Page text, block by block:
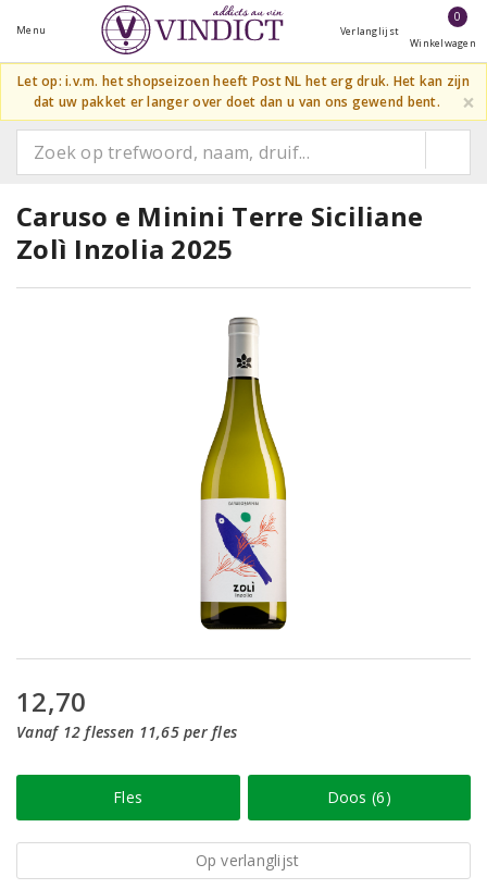
Menu Verlanglijst
0
Winkelwagen
Let op: i.v.m. het shopseizoen heeft Post NL het erg druk. Het kan zijn
dat uw pakket er langer over doet dan u van ons gewend bent.
×
Caruso e Minini Terre Siciliane
Zolì Inzolia 2025
12,70
Vanaf 12 flessen 11,65 per fles
Fles Doos (6)
Op verlanglijst